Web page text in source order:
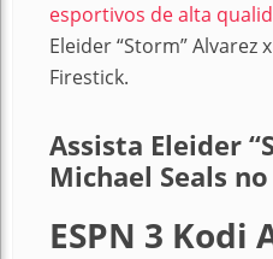
esportivos de alta
Eleider “Storm” Alvarez
Firestick.
Assista Eleider
Michael Seals
ESPN 3 Kodi